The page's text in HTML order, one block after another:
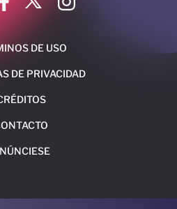
DE USO
DE PRIVACIDAD